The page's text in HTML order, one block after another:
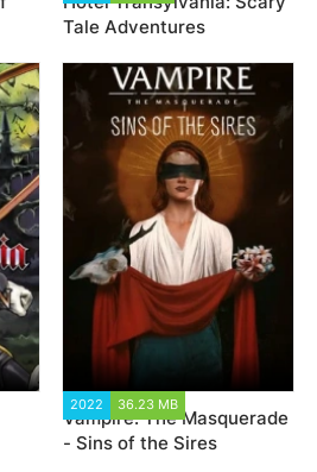
Tale Adventures
2022 36.23 MB
Vampire: The Masquerade
- Sins of the Sires